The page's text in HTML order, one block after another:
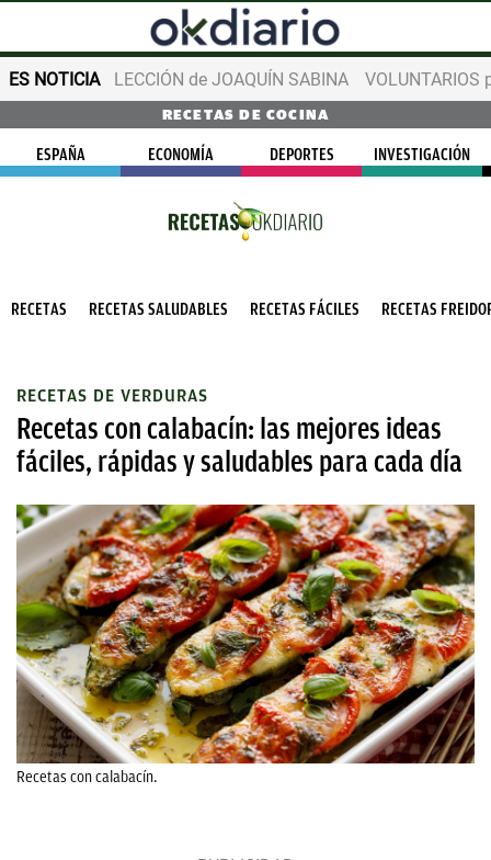
ES NOTICIA LECCIÓN de JOAQUÍN SABINA VOLUNTARIOS
RECETAS DE COCINA
ESPAÑA ECONOMÍA DEPORTES INVESTIGACIÓN
RECETAS RECETAS SALUDABLES RECETAS FÁCILES RECETAS
RECETAS DE VERDURAS
Recetas con calabacín: las mejores ideas
fáciles, rápidas y saludables para cada día
Recetas con calabacín.